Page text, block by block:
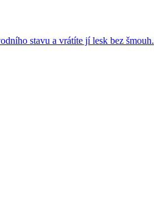
stavu a vrátíte jí lesk bez šmouh.